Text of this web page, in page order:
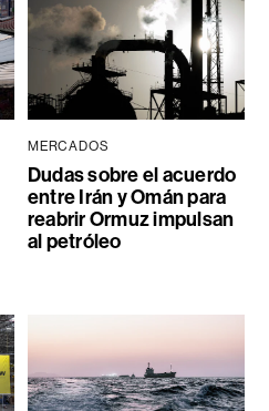
MERCADOS
Dudas sobre el acuerdo
entre Irán y Omán para
reabrir Ormuz impulsan
al petróleo